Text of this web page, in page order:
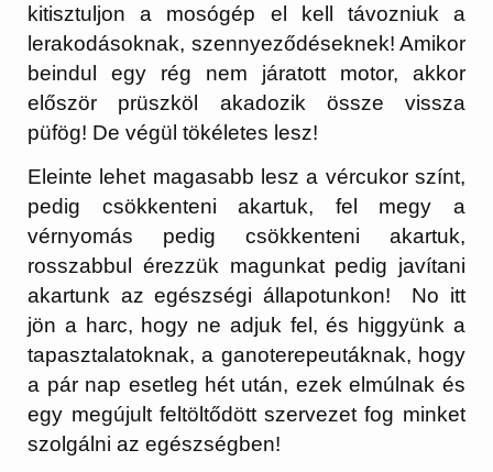
kitisztuljon a mosógép el kell távozniuk a
lerakodásoknak, szennyeződéseknek! Amikor
beindul egy rég nem járatott motor, akkor
először prüszköl akadozik össze vissza
püfög! De végül tökéletes lesz!
Eleinte lehet magasabb lesz a vércukor színt,
pedig csökkenteni akartuk, fel megy a
vérnyomás pedig csökkenteni akartuk,
rosszabbul érezzük magunkat pedig javítani
akartunk az egészségi állapotunkon! No itt
jön a harc, hogy ne adjuk fel, és higgyünk a
tapasztalatoknak, a ganoterepeutáknak, hogy
a pár nap esetleg hét után, ezek elmúlnak és
egy megújult feltöltődött szervezet fog minket
szolgálni az egészségben!